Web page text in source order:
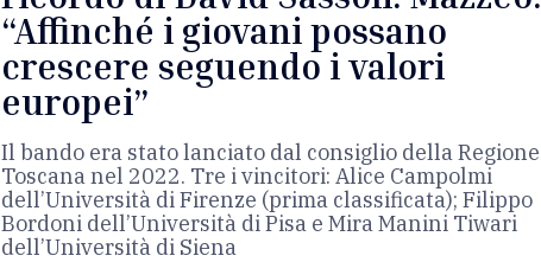
“Affinché i giovani possano
crescere seguendo i valori
europei”
Il bando era stato lanciato dal consiglio della Regione
Toscana nel 2022. Tre i vincitori: Alice Campolmi
dell’Università di Firenze (prima classificata); Filippo
Bordoni dell’Università di Pisa e Mira Manini Tiwari
dell’Università di Siena